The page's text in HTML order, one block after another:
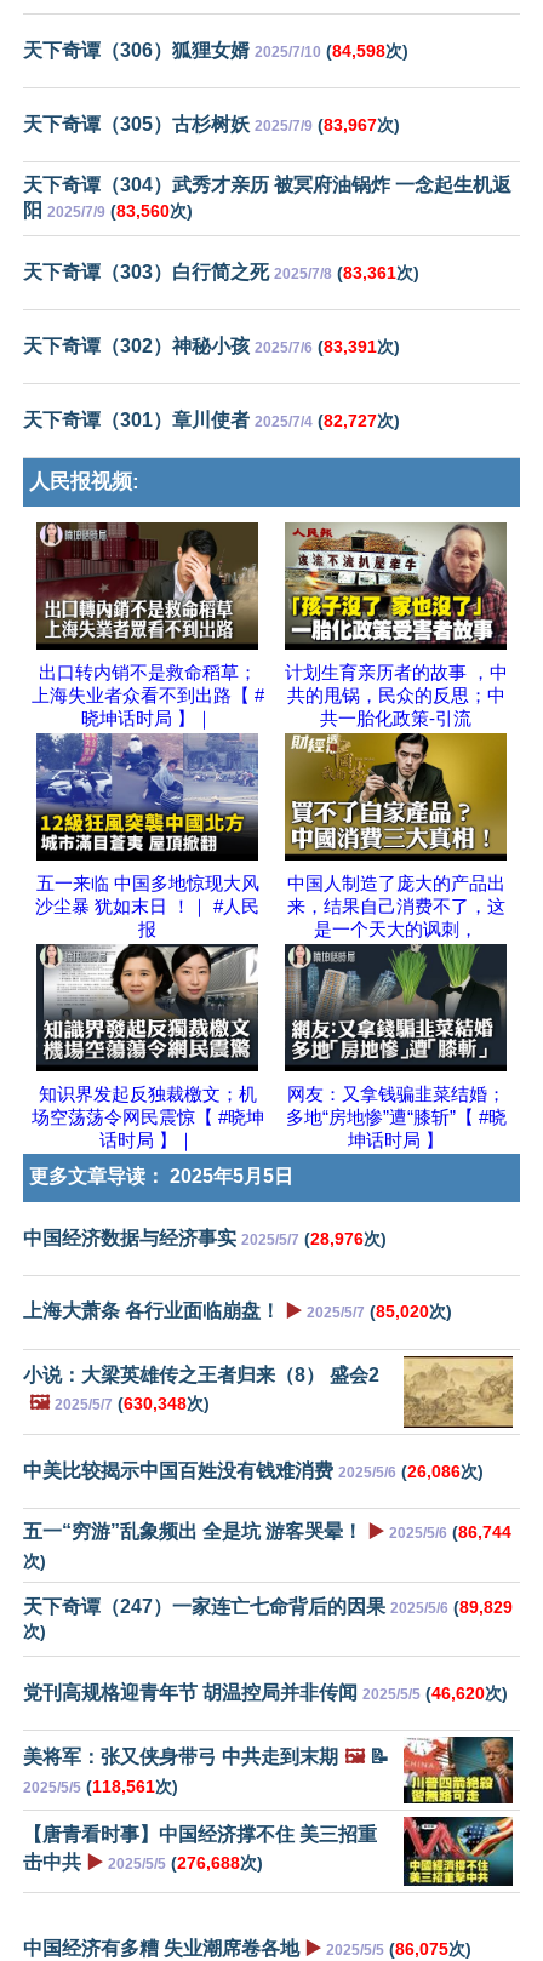
天下奇谭（306）狐狸女婿 2025/7/10 (84,598次)
天下奇谭（305）古杉树妖 2025/7/9 (83,967次)
天下奇谭（304）武秀才亲历 被冥府油锅炸 一念起生机返
阳 2025/7/9 (83,560次)
天下奇谭（303）白行简之死 2025/7/8 (83,361次)
天下奇谭（302）神秘小孩 2025/7/6 (83,391次)
天下奇谭（301）章川使者 2025/7/4 (82,727次)
人民报视频:
出口转内销不是救命稻草；
上海失业者众看不到出路【 #
晓坤话时局 】｜
计划生育亲历者的故事 ，中
共的甩锅，民众的反思；中
共一胎化政策-引流
五一来临 中国多地惊现大风
沙尘暴 犹如末日 ！｜ #人民
报
中国人制造了庞大的产品出
来，结果自己消费不了，这
是一个天大的讽刺，
知识界发起反独裁檄文；机
场空荡荡令网民震惊【 #晓坤
话时局 】｜
网友：又拿钱骗韭菜结婚；
多地“房地惨”遭“膝斩”【 #晓
坤话时局 】
更多文章导读： 2025年5月5日
中国经济数据与经济事实 2025/5/7 (28,976次)
上海大萧条 各行业面临崩盘！ ▶️ 2025/5/7 (85,020次)
小说：大梁英雄传之王者归来（8） 盛会2
🖼️ 2025/5/7 (630,348次)
中美比较揭示中国百姓没有钱难消费 2025/5/6 (26,086次)
五一“穷游”乱象频出 全是坑 游客哭晕！ ▶️ 2025/5/6 (86,744
次)
天下奇谭（247）一家连亡七命背后的因果 2025/5/6 (89,829
次)
党刊高规格迎青年节 胡温控局并非传闻 2025/5/5 (46,620次)
美将军：张又侠身带弓 中共走到末期 🖼️📝
2025/5/5 (118,561次)
【唐青看时事】中国经济撑不住 美三招重
击中共 ▶️ 2025/5/5 (276,688次)
中国经济有多糟 失业潮席卷各地 ▶️ 2025/5/5 (86,075次)